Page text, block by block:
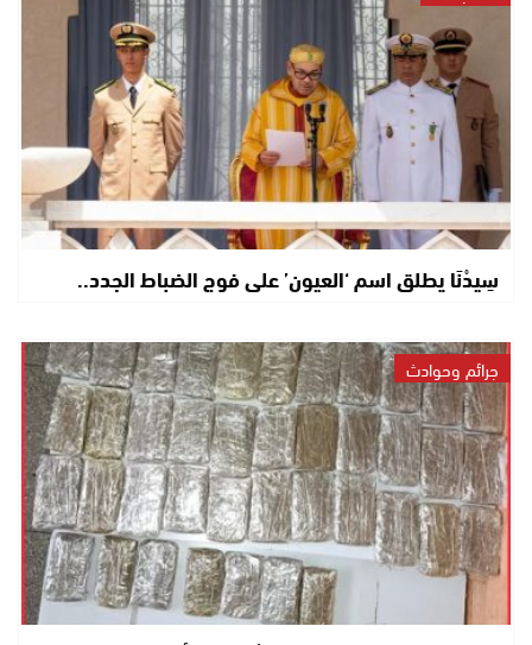
سِيدْنَا يطلق اسم ‘العيون’ على فوج الضباط الجدد..
جرائم وحوادث